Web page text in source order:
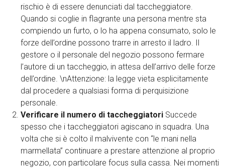
rischio è di essere denunciati dal taccheggiatore.
Quando si coglie in flagrante una persona mentre sta
compiendo un furto, o lo ha appena consumato, solo le
forze dell’ordine possono trarre in arresto il ladro. Il
gestore o il personale del negozio possono fermare
l’autore di un taccheggio, in attesa dell’arrivo delle forze
dell’ordine. \nAttenzione: la legge vieta esplicitamente
dal procedere a qualsiasi forma di perquisizione
personale.
Verificare il numero di taccheggiatori Succede
spesso che i taccheggiatori agiscano in squadra. Una
volta che si è colto il malvivente con “le mani nella
marmellata” continuare a prestare attenzione al proprio
negozio, con particolare focus sulla cassa. Nei momenti